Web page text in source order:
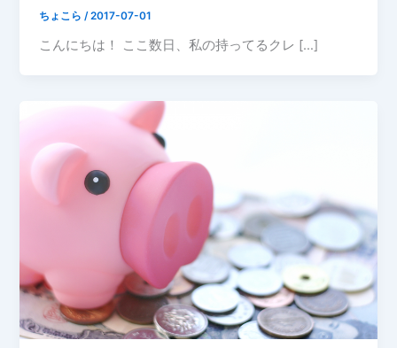
ちょこら/2017-07-01
こんにちは！ ここ数日、私の持ってるクレ […]